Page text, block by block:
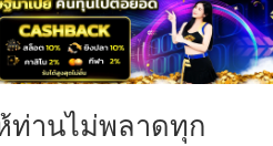
ท่านไม่พลาดทุก